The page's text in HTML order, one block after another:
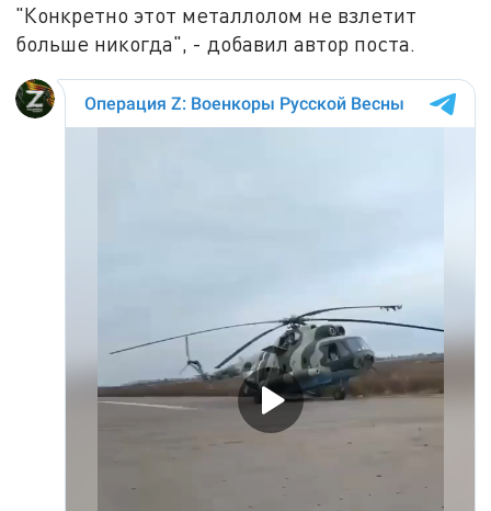
"Конкретно этот металлолом не взлетит
больше никогда", - добавил автор поста.